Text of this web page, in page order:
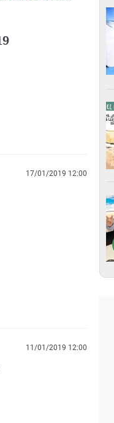
17/01/2019 12:00
11/01/2019 12:00